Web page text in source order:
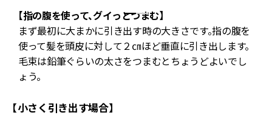
【指の腹を使って、グイっとつまむ】
まず最初に大まかに引き出す時の大きさです。指の腹を
使って髪を頭皮に対して２㎝ほど垂直に引き出します。
毛束は鉛筆ぐらいの太さをつまむとちょうどよいでし
ょう。
【小さく引き出す場合】